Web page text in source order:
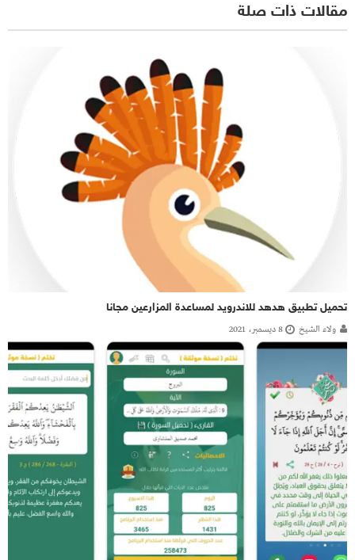
مقالات ذات صلة
تحميل تطبيق هدهد للاندرويد لمساعدة المزارعين مجانا
ولاء الشيخ 8 ديسمبر، 2021